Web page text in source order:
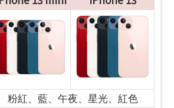
粉紅、藍、午夜、星光、紅色